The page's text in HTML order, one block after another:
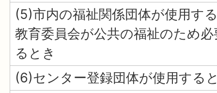
(5)市内の福祉関係団体が使用す
教育委員会が公共の福祉のため
るとき
(6)センター登録団体が使用する